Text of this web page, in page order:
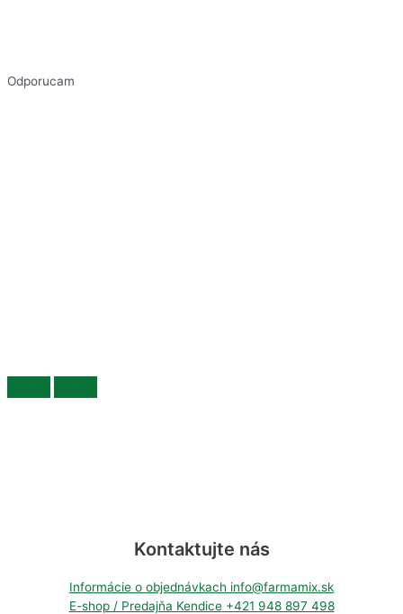
Odporucam
Kontaktujte nás
Informácie o objednávkach info@farmamix.sk
E-shop / Predajňa Kendice+421 948 897 498